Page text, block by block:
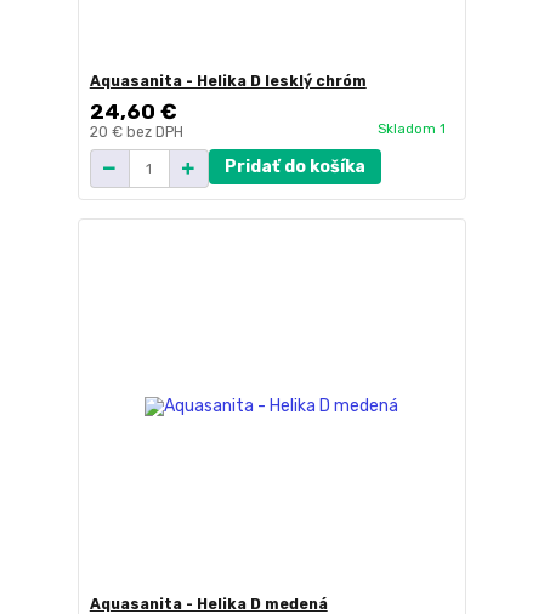
Aquasanita - Helika D lesklý chróm
24,60 €
20 € bez DPH Skladom 1
Pridať do košíka
Aquasanita - Helika D medená